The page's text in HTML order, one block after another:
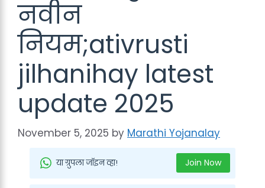
नवीन
नियम;ativrusti
jilhanihay latest
update 2025
November 5, 2025 by Marathi Yojanalay
या ग्रुपला जॉइन व्हा! Join Now